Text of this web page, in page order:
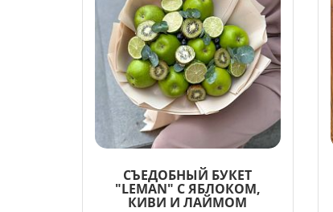
СЪЕДОБНЫЙ БУКЕТ
"LEMAN" С ЯБЛОКОМ,
КИВИ И ЛАЙМОМ